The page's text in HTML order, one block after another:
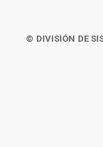
© DIVISIÓN DE